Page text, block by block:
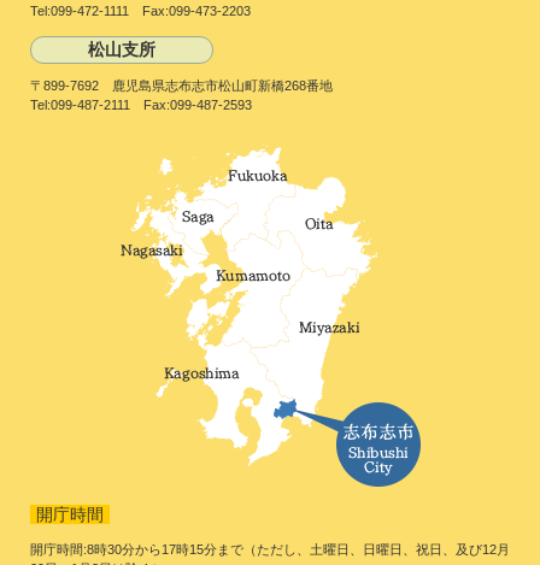
Tel:099-472-1111 Fax:099-473-2203
松山支所
〒899-7692 鹿児島県志布志市松山町新橋268番地
Tel:099-487-2111 Fax:099-487-2593
開庁時間
開庁時間:8時30分から17時15分まで（ただし、土曜日、日曜日、祝日、及び12月